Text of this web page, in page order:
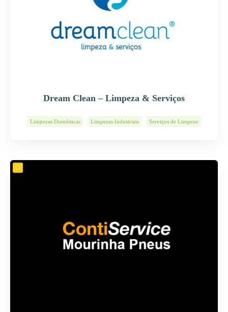
Dream Clean – Limpeza & Serviços
Limpezas Domésticas Limpezas Industriais Serviços de Limpeza